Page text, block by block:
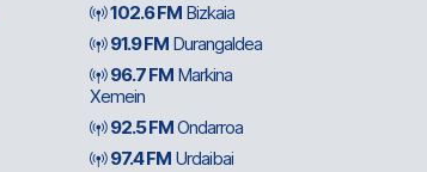
102.6 FM Bizkaia
91.9 FM Durangaldea
96.7 FM Markina
Xemein
92.5 FMOndarroa
97.4 FM Urdaibai